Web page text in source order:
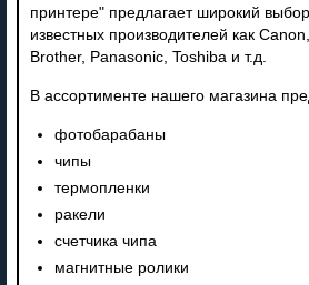
принтере" предлагает широкий
известных производителей как
Brother, Panasonic, Toshiba и т.д.
В ассортименте нашего магазина
фотобарабаны
чипы
термопленки
ракели
счетчика чипа
магнитные ролики